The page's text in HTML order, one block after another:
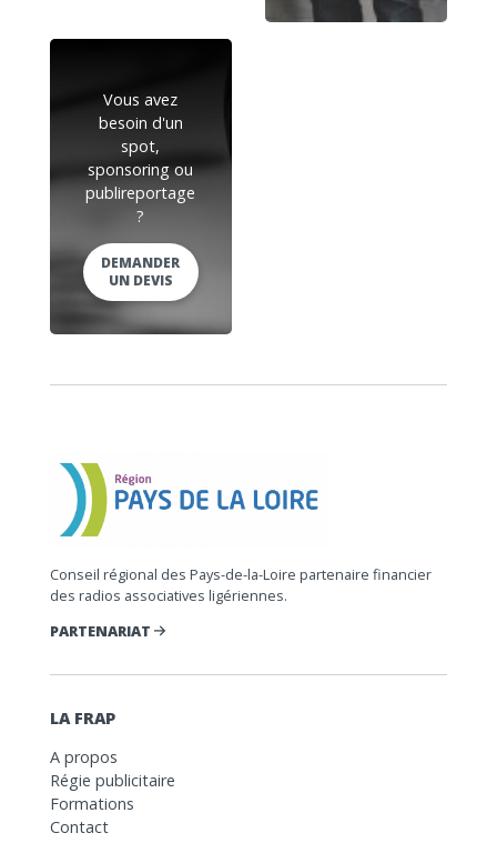
Vous avez
besoin d'un
spot,
sponsoring ou
publireportage
?
DEMANDER
UN DEVIS
Conseil régional des Pays-de-la-Loire partenaire financier
des radios associatives ligériennes.
PARTENARIAT
LA FRAP
A propos
Régie publicitaire
Formations
Contact